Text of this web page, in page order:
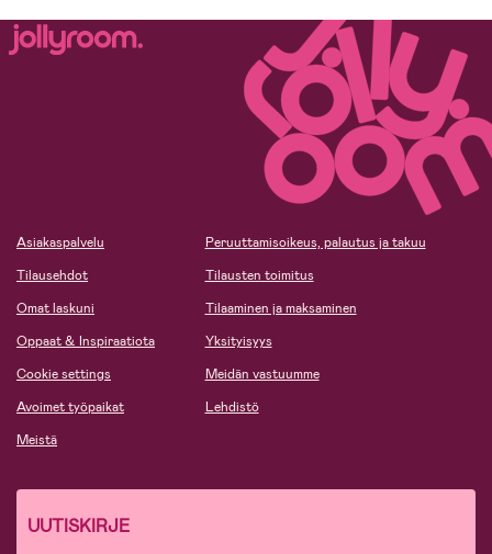
Asiakaspalvelu
Tilausehdot
Omat laskuni
Oppaat & Inspiraatiota
Cookie settings
Avoimet työpaikat
Meistä
Peruuttamisoikeus, palautus ja takuu
Tilausten toimitus
Tilaaminen ja maksaminen
Yksityisyys
Meidän vastuumme
Lehdistö
UUTISKIRJE